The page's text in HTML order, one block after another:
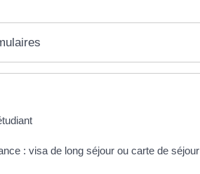
: visa de long séjour ou carte de séjour